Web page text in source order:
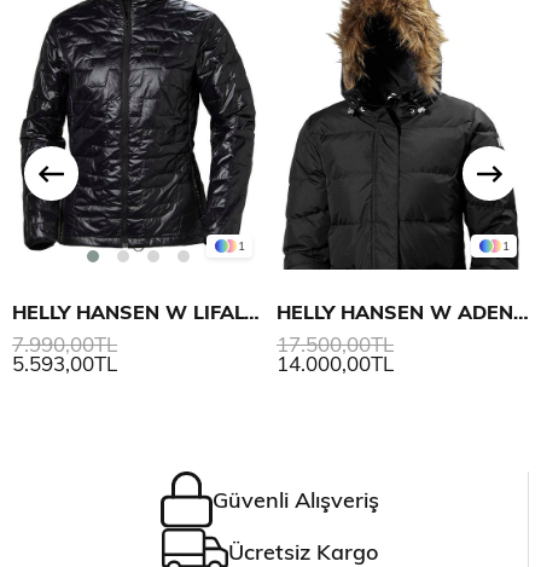
1
HELLY HANSEN W LIFALOFT INSULATOR MONT
5.593,00TL
7.990,00TL
1
HELLY HANSEN W ADEN DOWN PARKA
14.000,00TL
17.500,00TL
Güvenli Alışveriş
Ücretsiz Kargo